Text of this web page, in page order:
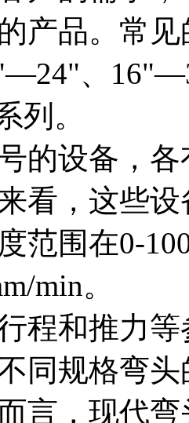
产品。常
、
列。
的设备，
看，这些
范围在0-
min。
程和推力
同规格弯
言，现代